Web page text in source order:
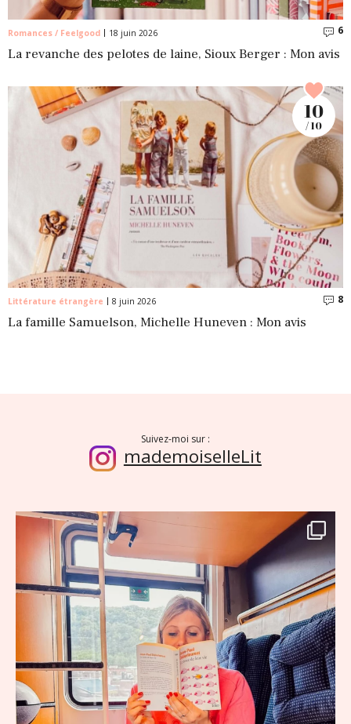
Romances / Feelgood 18 juin 2026 6
La revanche des pelotes de laine, Sioux Berger : Mon avis
Littérature étrangère 8 juin 2026 8
La famille Samuelson, Michelle Huneven : Mon avis
10
/ 10
Suivez-moi sur :
mademoiselleLit